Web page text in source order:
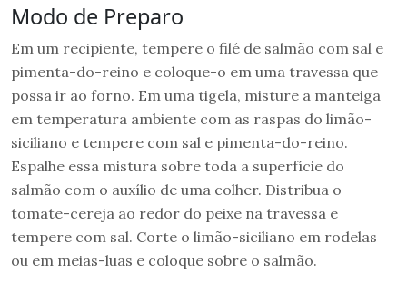
Modo de Preparo
Em um recipiente, tempere o filé de salmão com sal e
pimenta-do-reino e coloque-o em uma travessa que
possa ir ao forno. Em uma tigela, misture a manteiga
em temperatura ambiente com as raspas do limão-
siciliano e tempere com sal e pimenta-do-reino.
Espalhe essa mistura sobre toda a superfície do
salmão com o auxílio de uma colher. Distribua o
tomate-cereja ao redor do peixe na travessa e
tempere com sal. Corte o limão-siciliano em rodelas
ou em meias-luas e coloque sobre o salmão.